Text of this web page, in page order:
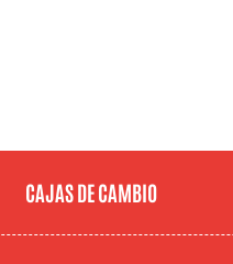
CAJAS DE CAMBIO